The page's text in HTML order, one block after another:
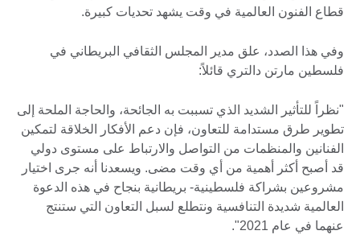
قطاع الفنون العالمية في وقت يشهد تحديات كبيرة.
وفي هذا الصدد، علق مدير المجلس الثقافي البريطاني في
فلسطين مارتن دالتري قائلاً:
"نظراً للتأثير الشديد الذي تسببت به الجائحة، والحاجة الملحة إلى
تطوير طرق مستدامة للتعاون، فإن دعم الأفكار الخلاقة لتمكين
الفنانين والمنظمات من التواصل والارتباط على مستوى دولي
قد أصبح أكثر أهمية من أي وقت مضى. ويسعدنا أنه جرى اختيار
مشروعين بشراكة فلسطينية- بريطانية بنجاح في هذه الدعوة
العالمية شديدة التنافسية ونتطلع لسبل التعاون التي ستنتج
عنهما في عام 2021".